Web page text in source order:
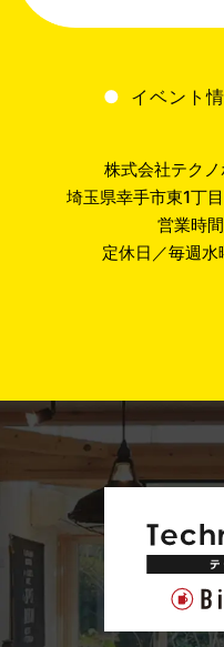
イベント
株式会社テク
埼玉県幸手市東1丁
営業時
定休日／毎週水